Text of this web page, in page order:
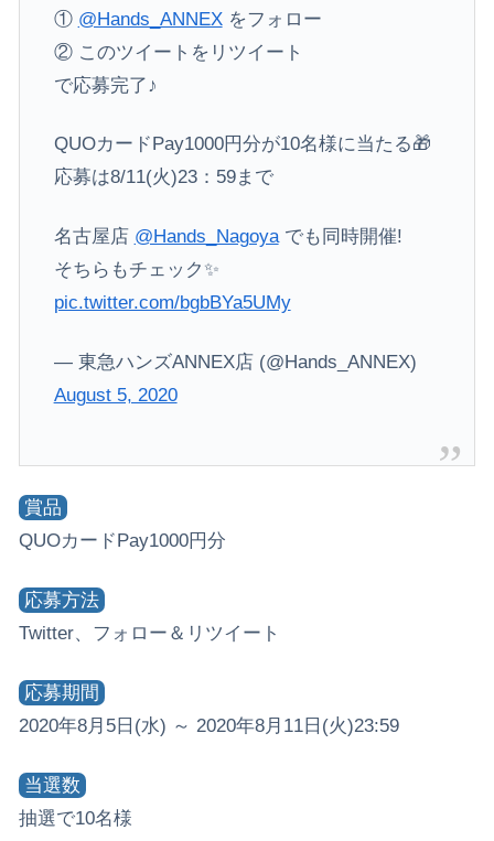
① @Hands_ANNEXをフォロー
② このツイートをリツイート
で応募完了♪
QUOカードPay1000円分が10名様に当たる🎁
応募は8/11(火)23：59まで
名古屋店 @Hands_Nagoyaでも同時開催!
そちらもチェック✨
pic.twitter.com/bgbBYa5UMy
— 東急ハンズANNEX店 (@Hands_ANNEX)
August 5, 2020
賞品
QUOカードPay1000円分
応募方法
Twitter、フォロー＆リツイート
応募期間
2020年8月5日(水) ～ 2020年8月11日(火)23:59
当選数
抽選で10名様